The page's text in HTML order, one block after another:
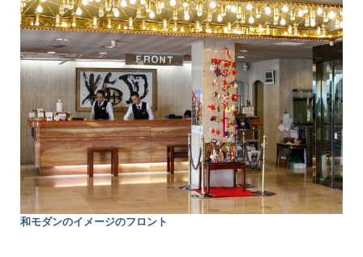
和モダンのイメージのフロント